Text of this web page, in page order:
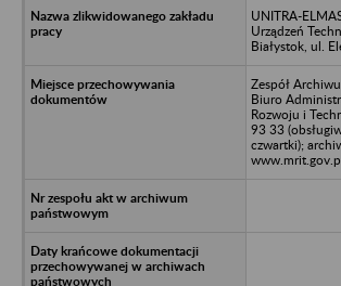
UNITRA-
Urządzeń
Białystok, ul.
Zespół
Biuro
Rozwoju i
93 33
czwartki);